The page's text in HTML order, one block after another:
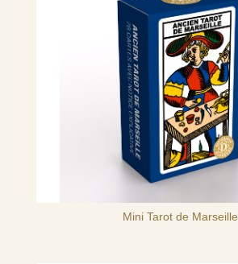
Mini Tarot de Marseille